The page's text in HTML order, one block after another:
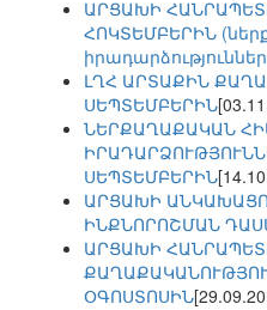
ԱՐՑԱԽԻ
ՀՈԿՏԵՄԲԵՐԻՆ
ԼՂՀ ԱՐՏԱՔԻՆ
ՍԵՊՏԵՄԲԵՐԻՆ
ՆԵՐՔԱՂԱՔԱԿԱՆ
ՍԵՊՏԵՄԲԵՐԻՆ
ԱՐՑԱԽԻ
ԻՆՔՆՈՐՈՇՄԱՆ
ԱՐՑԱԽԻ
ՕԳՈՍՏՈՍԻՆ